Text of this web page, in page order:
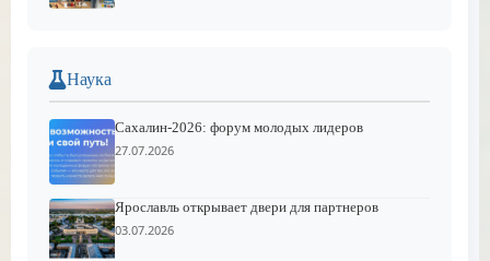
Наука
Сахалин-2026: форум молодых лидеров
27.07.2026
Ярославль открывает двери для партнеров
03.07.2026